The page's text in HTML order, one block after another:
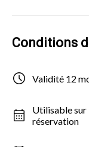
Conditions
Validité 12
Utilisable sur
réservation